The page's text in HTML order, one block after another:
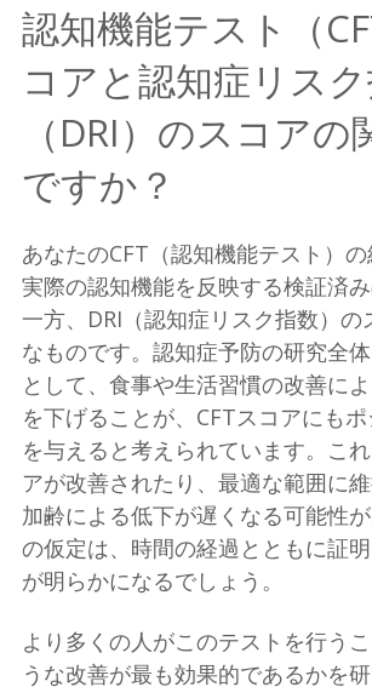
認知機能テスト（
コアと認知症リス
（DRI）のスコアの
ですか？
あなたのCFT（認知機能テスト）
実際の認知機能を反映する検証済み
一方、DRI（認知症リスク指数）の
なものです。認知症予防の研究全
として、食事や生活習慣の改善に
を下げることが、CFTスコアにも
を与えると考えられています。こ
アが改善されたり、最適な範囲に維
加齢による低下が遅くなる可能性
の仮定は、時間の経過とともに証
が明らかになるでしょう。
より多くの人がこのテストを行う
うな改善が最も効果的であるかを